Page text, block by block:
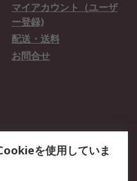
マイアカウント（ユーザ
ー登録)
配送・送料
お問合せ
を使用していま